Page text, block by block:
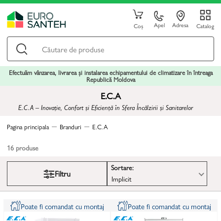
Coș Apel Adresa Catalog
Efectuăm vânzarea, livrarea și instalarea echipamentului de climatizare în întreaga
Republică Moldova
E.C.A
E.C.A – Inovație, Confort și Eficiență în Sfera Încălzirii și Sanitarelor
Pagina principala Branduri E.C.A
16 produse
Filtru
Sortare:
Implicit
Poate fi comandat cu montaj Poate fi comandat cu montaj